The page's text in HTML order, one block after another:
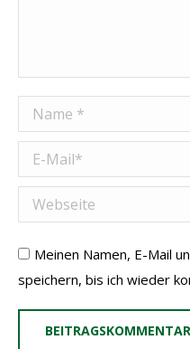
Name *
E-Mail *
Webseite
Meinen Namen, E-Mail
speichern, bis ich wieder